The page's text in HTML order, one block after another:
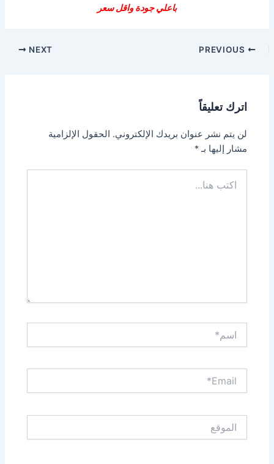
باعلي جودة واقل سعر
Post
NEXT
اترك تعليقاً
لن يتم نشر عنوان بريدك الإلكتروني. الحقول الإلزامية
مشار إليها بـ*
هنا...